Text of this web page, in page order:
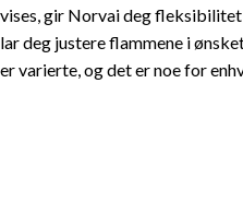
vises, gir Norvai deg
lar deg justere flammene i
er varierte, og det er noe for